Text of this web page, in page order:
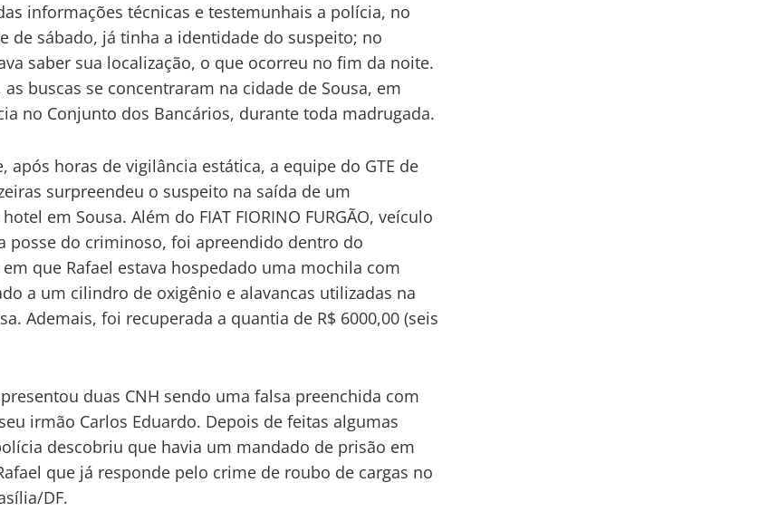
informações técnicas e testemunhais a polícia, no
de sábado, já tinha a identidade do suspeito; no
saber sua localização, o que ocorreu no fim da noite.
as buscas se concentraram na cidade de Sousa, em
no Conjunto dos Bancários, durante toda madrugada.
após horas de vigilância estática, a equipe do GTE de
surpreendeu o suspeito na saída de um
em Sousa. Além do FIAT FIORINO FURGÃO, veículo
posse do criminoso, foi apreendido dentro do
que Rafael estava hospedado uma mochila com
a um cilindro de oxigênio e alavancas utilizadas na
Ademais, foi recuperada a quantia de R$ 6000,00 (seis
duas CNH sendo uma falsa preenchida com
irmão Carlos Eduardo. Depois de feitas algumas
descobriu que havia um mandado de prisão em
que já responde pelo crime de roubo de cargas no
DF.